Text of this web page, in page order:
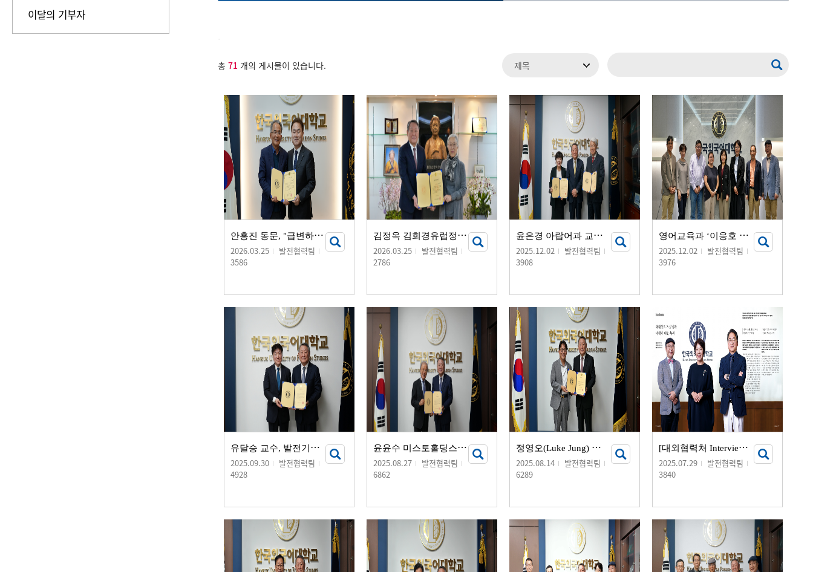
이달의 기부자
총 71 개의 게시물이 있습니다.
안
홍진 동문, "급변하는 시대 모교의 미래 인재 양성에 보탬되길"...
2026.03.25
발전협력팀
3586
김
정옥 김희경유럽정신문화장학재단 이사장, 발전기금 20억 원 기부
2026.03.25
발전협력팀
2786
윤
은경 아랍어과 교수, 누적 기부 1억 원 달성
2025.12.02
발전협력팀
3908
영
어교육과 ‘이응호 장학금’ 기부 서명식 개최
2025.12.02
발전협력팀
3976
유
달승 교수, 발전기금 기부서명식 개최
2025.09.30
발전협력팀
4928
윤
윤수 미스토홀딩스 회장, 발전기금 10억 원 기부
2025.08.27
발전협력팀
6862
정
영오(Luke Jung) 동문(헝가리학 99), 장학금 기부 서명식 개최
2025.08.14
발전협력팀
6289
[
대외협력처 Interview] 외대인의 자긍심과 미래에 대한 투자
2025.07.29
발전협력팀
3840